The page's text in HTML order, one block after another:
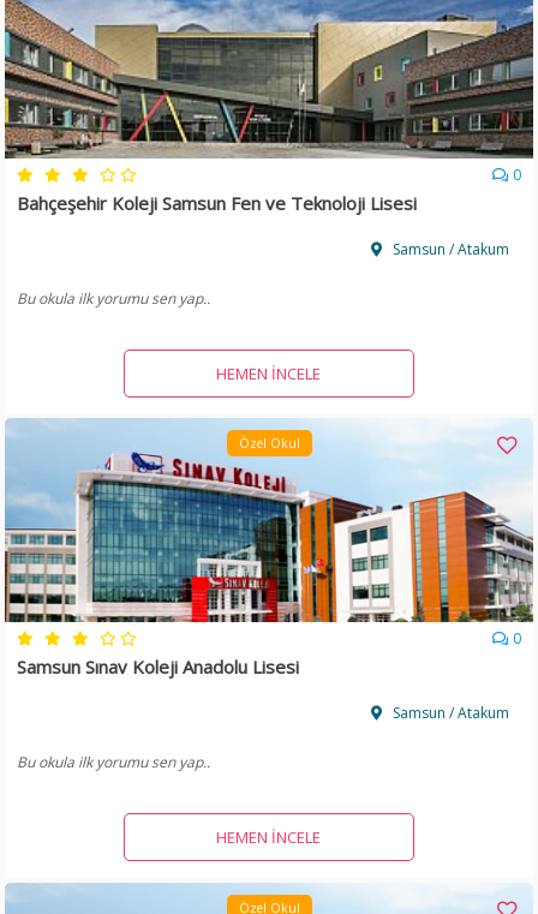
0
Bahçeşehir Koleji Samsun Fen ve Teknoloji Lisesi
Samsun / Atakum
Bu okula ilk yorumu sen yap..
HEMEN İNCELE
Özel Okul
0
Samsun Sınav Koleji Anadolu Lisesi
Samsun / Atakum
Bu okula ilk yorumu sen yap..
HEMEN İNCELE
Özel Okul